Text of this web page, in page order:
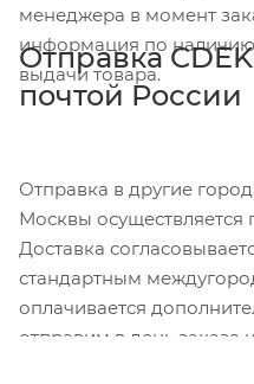
менеджера в момент
информация по
выдачи товара.
Отправка
почтой России
Отправка в другие
Москвы осуществляется
Доставка
стандартным
оплачивается
отправим в день